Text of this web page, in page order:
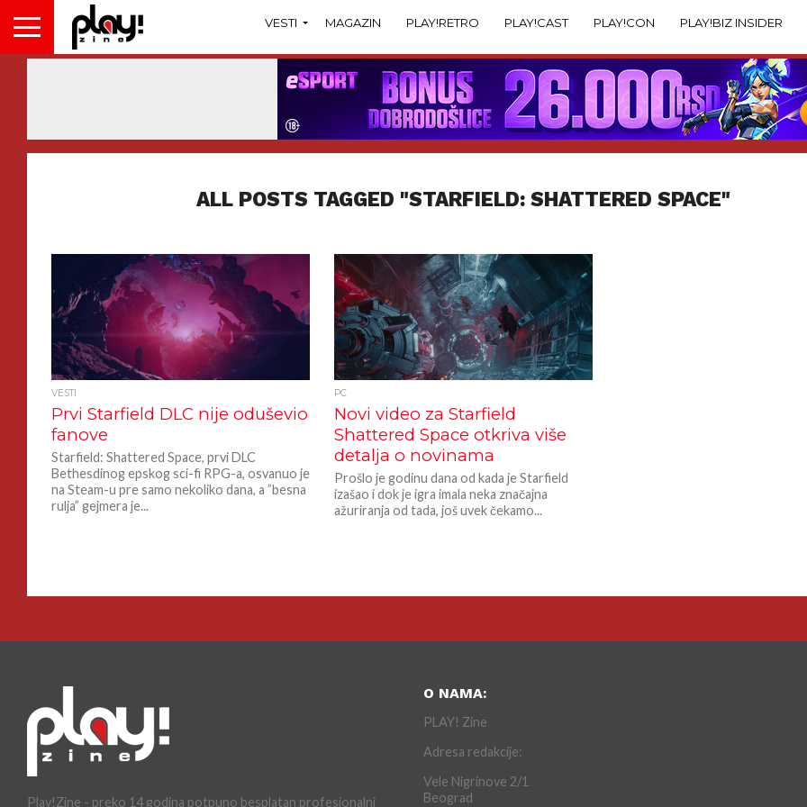
VESTI MAGAZIN PLAY!RETRO PLAY!CAST PLAY!CON PLAY!BIZ INSIDER
ALL POSTS TAGGED "STARFIELD: SHATTERED SPACE"
VESTI
Prvi Starfield DLC nije oduševio
fanove
Starfield: Shattered Space, prvi DLC
Bethesdinog epskog sci-fi RPG-a, osvanuo je
na Steam-u pre samo nekoliko dana, a ”besna
rulja” gejmera je...
PC
Novi video za Starfield
Shattered Space otkriva više
detalja o novinama
Prošlo je godinu dana od kada je Starfield
izašao i dok je igra imala neka značajna
ažuriranja od tada, još uvek čekamo...
Play!Zine - preko 14 godina potpuno besplatan profesionalni
O NAMA:
PLAY! Zine
Adresa redakcije:
Vele Nigrinove 2/1
Beograd